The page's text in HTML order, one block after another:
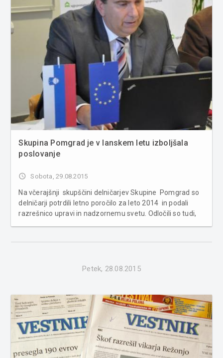
Skupina Pomgrad je v lanskem letu izboljšala
poslovanje
access_time Sobota, 29.08.2015
Na včerajšnji skupščini delničarjev Skupine Pomgrad so
delničarji potrdili letno poročilo za leto 2014 in podali
razrešnico upravi in nadzornemu svetu. Odločili so tudi,
Petek, 28.08.2015